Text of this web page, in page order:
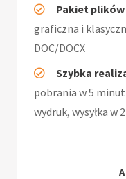
Pakiet
graficzna i
DOC/DOCX
Szybka
pobrania w 5
wydruk, wysyłka w